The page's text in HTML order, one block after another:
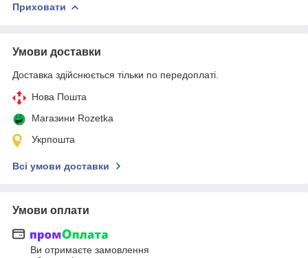
Приховати
Умови доставки
Доставка здійснюється тільки по передоплаті.
Нова Пошта
Магазини Rozetka
Укрпошта
Всі умови доставки
Умови оплати
Ви отримаєте замовлення